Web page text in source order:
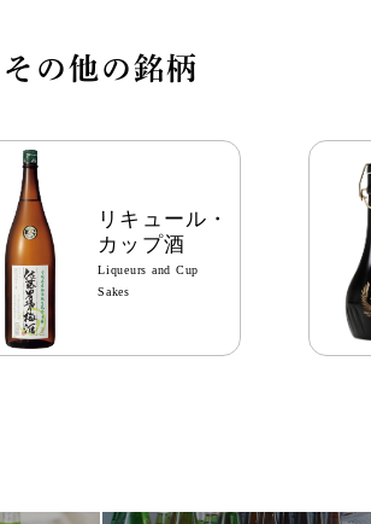
その他の銘柄
リキュール ・
カップ酒
Liqueurs and Cup
Sakes